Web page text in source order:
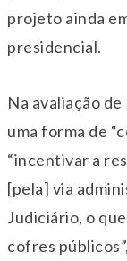
projeto ainda
presidencial.
Na avaliação
uma forma de
“incentivar a
[pela] via
Judiciário, o
cofres